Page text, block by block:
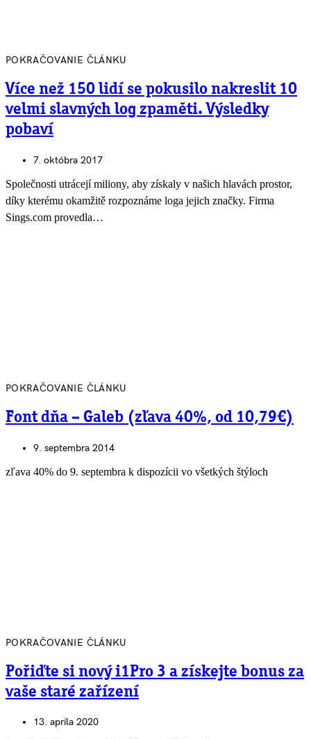
POKRAČOVANIE ČLÁNKU
Více než 150 lidí se pokusilo nakreslit 10
velmi slavných log zpaměti. Výsledky
pobaví
7. októbra 2017
Společnosti utrácejí miliony, aby získaly v našich hlavách prostor,
díky kterému okamžitě rozpoznáme loga jejich značky. Firma
Sings.com provedla…
POKRAČOVANIE ČLÁNKU
Font dňa – Galeb (zľava 40%, od 10,79€)
9. septembra 2014
zľava 40% do 9. septembra k dispozícii vo všetkých štýloch
POKRAČOVANIE ČLÁNKU
Pořiďte si nový i1Pro 3 a získejte bonus za
vaše staré zařízení
13. apríla 2020